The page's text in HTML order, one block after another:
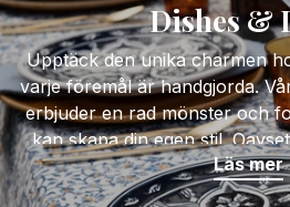
Dishes &
Upptäck den unika charmen
varje föremål är handgjorda.
erbjuder en rad mönster och
kan skapa din egen stil.
köksartiklar eller dekorativa
del funktionalitet med
Läs mer